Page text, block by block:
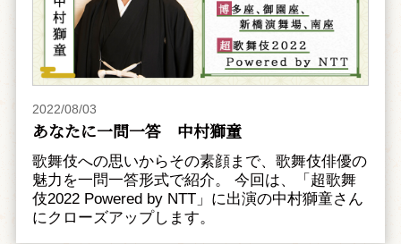
2022/08/03
あなたに一問一答 中村獅童
歌舞伎への思いからその素顔まで、歌舞伎俳優の
魅力を一問一答形式で紹介。 今回は、「超歌舞
伎2022 Powered by NTT」に出演の中村獅童さん
にクローズアップします。